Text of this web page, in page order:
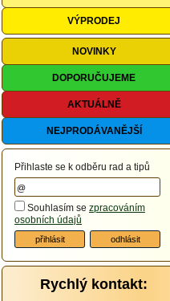
VÝPRODEJ
NOVINKY
DOPORUČUJEME
AKTUÁLNĚ
NEJPRODÁVANĚJŠÍ
Přihlaste se k odběru rad a tipů
Souhlasím se zpracováním
osobních údajů
Rychlý kontakt: